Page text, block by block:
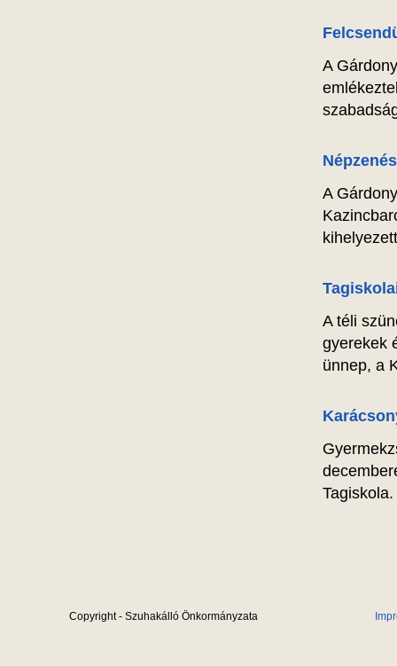
A
A
A téli
gyerekek
ünnep, a
Tagiskola.
Copyright - Szuhakálló Önkormányzata